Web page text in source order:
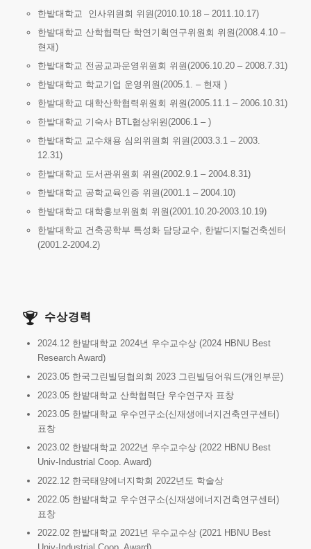
한밭대학교 인사위원회 위원(2010.10.18 – 2011.10.17)
한밭대학교 산학협력단 학연기획연구위원회 위원(2008.4.10 –
현재)
한밭대학교 전공교과운영위원회 위원(2006.10.20 – 2008.7.31)
한밭대학교 학교기업 운영위원(2005.1. – 현재 )
한밭대학교 대학산학협력위원회 위원(2005.11.1 – 2006.10.31)
한밭대학교 기숙사 BTL협상위원(2006.1 – )
한밭대학교 교수채용 심의위원회 위원(2003.3.1 – 2003.
12.31)
한밭대학교 도서관위원회 위원(2002.9.1 – 2004.8.31)
한밭대학교 공학교육인증 위원(2001.1 – 2004.10)
한밭대학교 대학홍보위원회 위원(2001.10.20-2003.10.19)
한밭대학교 건축공학부 특성화 담당교수, 한밭디지털건축센터
(2001.2-2004.2)
수상경력
2024.12 한밭대학교 2024년 우수교수상 (2024 HBNU Best
Research Award)
2023.05 한국그린빌딩협의회 2023 그린빌딩어워드(개인부문)
2023.05 한밭대학교 산학협력단 우수연구자 표창
2023.05 한밭대학교 우수연구소(신재생에너지건축연구센터)
표창
2023.02 한밭대학교 2022년 우수교수상 (2022 HBNU Best
Univ-Industrial Coop. Award)
2022.12 한국태양에너지학회 2022년도 학술상
2022.05 한밭대학교 우수연구소(신재생에너지건축연구센터)
표창
2022.02 한밭대학교 2021년 우수교수상 (2021 HBNU Best